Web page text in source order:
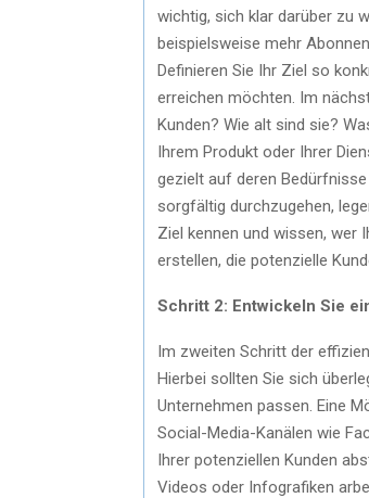
wichtig, sich klar darüber zu
beispielsweise mehr
Definieren Sie Ihr Ziel so
erreichen möchten. Im
Kunden? Wie alt sind sie?
Ihrem Produkt oder Ihrer
gezielt auf deren
sorgfältig durchzugehen,
Ziel kennen und wissen, wer
erstellen, die potenzielle
Schritt 2: Entwickeln Sie
Im zweiten Schritt der
Hierbei sollten Sie sich
Unternehmen passen. Eine
Social-Media-Kanälen wie
Ihrer potenziellen Kunden
Videos oder Infografiken